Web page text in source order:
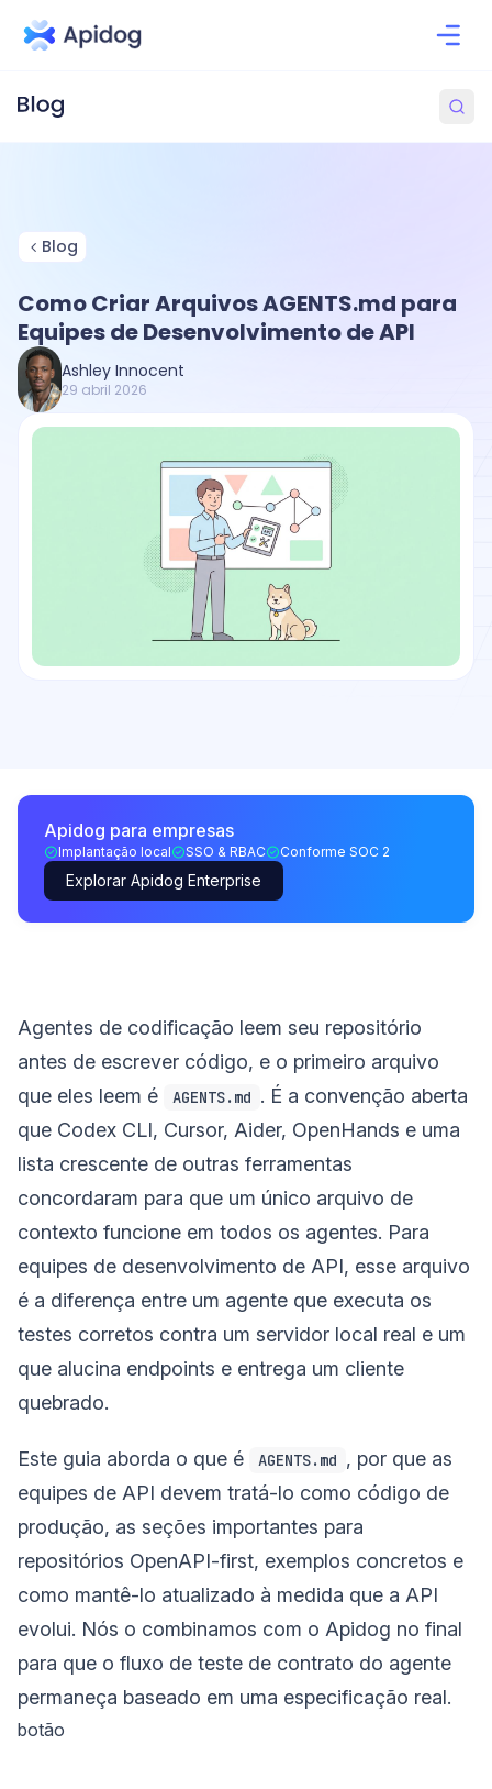
Blog
Como Criar Arquivos AGENTS.md para
Equipes de Desenvolvimento de API
Ashley Innocent
29 abril 2026
Apidog para empresas
Implantação local SSO & RBAC Conforme SOC 2
Explorar Apidog Enterprise
Agentes de codificação leem seu repositório
antes de escrever código, e o primeiro arquivo
que eles leem é
AGENTS.md . É a convenção aberta
que Codex CLI, Cursor, Aider, OpenHands e uma
lista crescente de outras ferramentas
concordaram para que um único arquivo de
contexto funcione em todos os agentes. Para
equipes de desenvolvimento de API, esse arquivo
é a diferença entre um agente que executa os
testes corretos contra um servidor local real e um
que alucina endpoints e entrega um cliente
quebrado.
Este guia aborda o que é AGENTS.md , por que as
equipes de API devem tratá-lo como código de
produção, as seções importantes para
repositórios OpenAPI-first, exemplos concretos e
como mantê-lo atualizado à medida que a API
evolui. Nós o combinamos com o Apidog no final
para que o fluxo de teste de contrato do agente
permaneça baseado em uma especificação real.
botão